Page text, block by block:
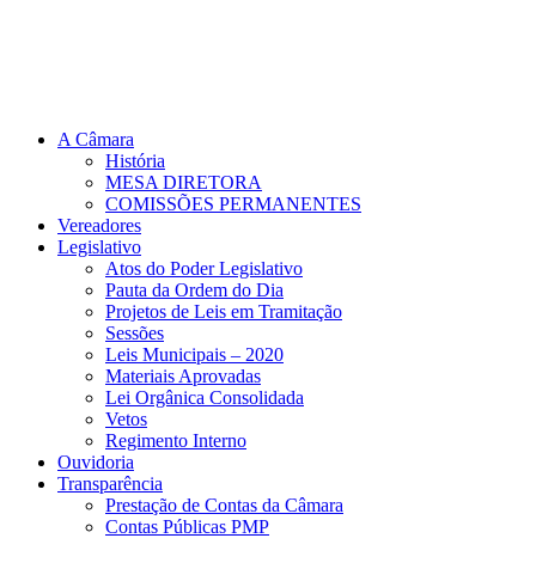
A Câmara
História
MESA DIRETORA
COMISSÕES PERMANENTES
Vereadores
Legislativo
Atos do Poder Legislativo
Pauta da Ordem do Dia
Projetos de Leis em Tramitação
Sessões
Leis Municipais – 2020
Materiais Aprovadas
Lei Orgânica Consolidada
Vetos
Regimento Interno
Ouvidoria
Transparência
Prestação de Contas da Câmara
Contas Públicas PMP